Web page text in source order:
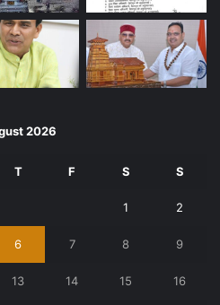
2026
T F S S
1 2
6 7 8 9
13 14 15 16